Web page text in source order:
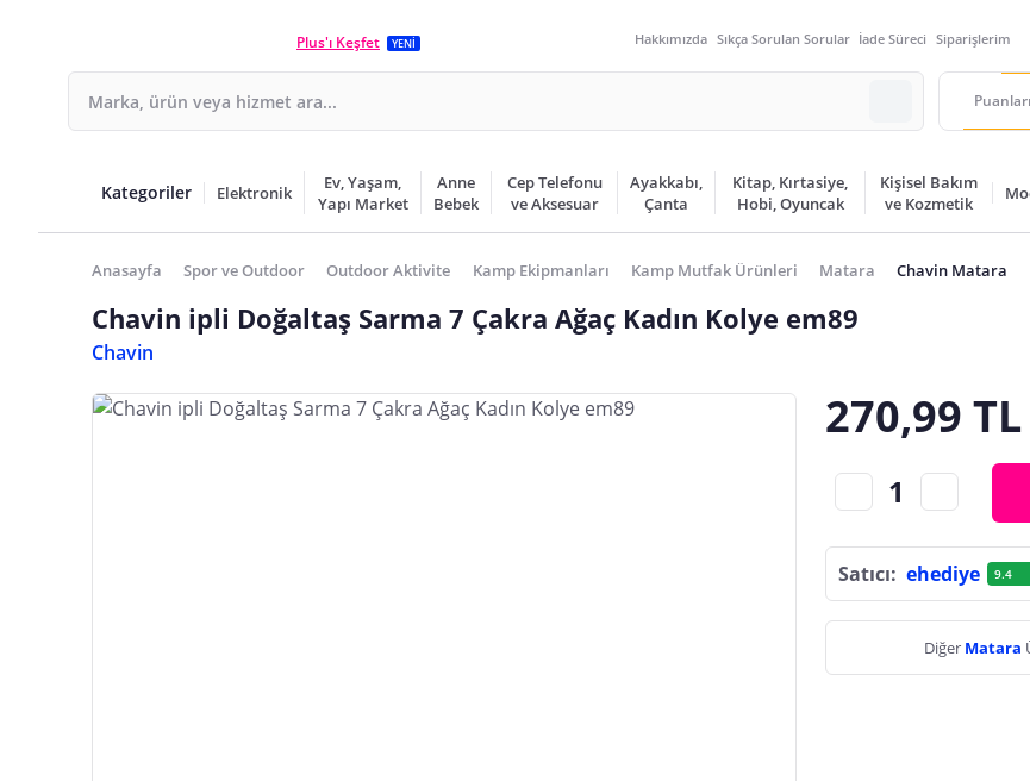
Plus'ı Keşfet YENİ Hakkımızda Sıkça Sorulan Sorular İade Süreci Siparişlerim
Kategoriler Elektronik
Ev, Yaşam,
Yapı Market
Anne
Bebek
Cep Telefonu
ve Aksesuar
Ayakkabı,
Çanta
Kitap, Kırtasiye,
Hobi, Oyuncak
Kişisel Bakım
ve Kozmetik
Anasayfa Spor ve Outdoor Outdoor Aktivite Kamp Ekipmanları Kamp Mutfak Ürünleri Matara Chavin Matara
Chavin ipli Doğaltaş Sarma 7 Çakra Ağaç Kadın Kolye em89
Chavin
270,99 TL
Satıcı: ehediye 9.4
Diğer Matara